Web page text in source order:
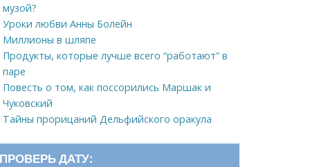
музой?
Уроки любви Анны Болейн
Миллионы в шляпе
Продукты, которые лучше всего “работают” в
паре
Повесть о том, как поссорились Маршак и
Чуковский
Тайны прорицаний Дельфийского оракула
ПРОВЕРЬ ДАТУ: